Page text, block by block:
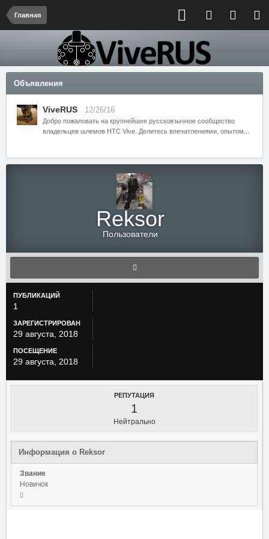
Главная
Объявления
ViveRUS 12/26/16
Добро пожаловать на крупнейшее русскоязычное сообщество
владельцев шлемов HTC Vive. Делитесь впечатлениями, опытом...
Reksor
Пользователи
ПУБЛИКАЦИЙ
1
ЗАРЕГИСТРИРОВАН
29 августа, 2018
ПОСЕЩЕНИЕ
29 августа, 2018
РЕПУТАЦИЯ
1
Нейтрально
Информация о Reksor
Звание
Новичок